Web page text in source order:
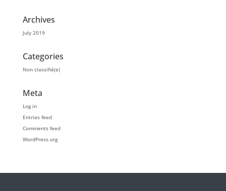
Archives
July 2019
Categories
Non classifié(e)
Meta
Log in
Entries feed
Comments feed
WordPress.org